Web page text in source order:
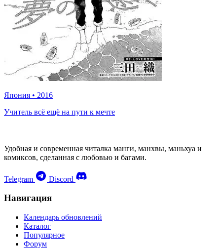
Япония • 2016
Учитель всё ещё на пути к мечте
Удобная и современная читалка манги, манхвы, маньхуа и
комиксов, сделанная с любовью и багами.
Telegram Discord
Навигация
Календарь обновлений
Каталог
Популярное
Форум